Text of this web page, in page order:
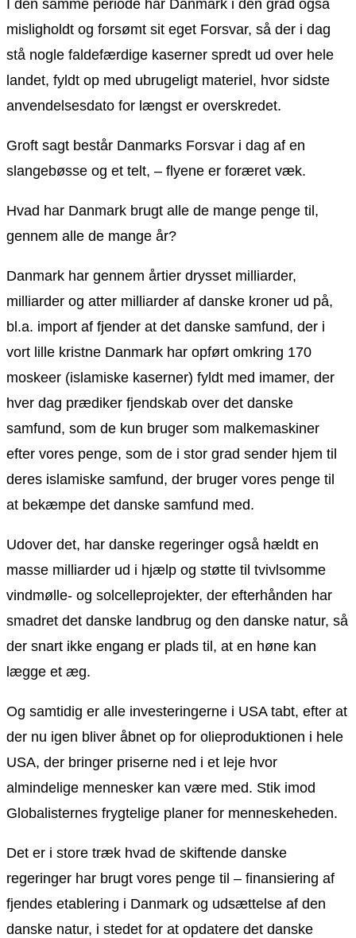
I den samme periode har Danmark i den grad også
misligholdt og forsømt sit eget Forsvar, så der i dag
stå nogle faldefærdige kaserner spredt ud over hele
landet, fyldt op med ubrugeligt materiel, hvor sidste
anvendelsesdato for længst er overskredet.
Groft sagt består Danmarks Forsvar i dag af en
slangebøsse og et telt, – flyene er foræret væk.
Hvad har Danmark brugt alle de mange penge til,
gennem alle de mange år?
Danmark har gennem årtier drysset milliarder,
milliarder og atter milliarder af danske kroner ud på,
bl.a. import af fjender at det danske samfund, der i
vort lille kristne Danmark har opført omkring 170
moskeer (islamiske kaserner) fyldt med imamer, der
hver dag prædiker fjendskab over det danske
samfund, som de kun bruger som malkemaskiner
efter vores penge, som de i stor grad sender hjem til
deres islamiske samfund, der bruger vores penge til
at bekæmpe det danske samfund med.
Udover det, har danske regeringer også hældt en
masse milliarder ud i hjælp og støtte til tvivlsomme
vindmølle- og solcelleprojekter, der efterhånden har
smadret det danske landbrug og den danske natur, så
der snart ikke engang er plads til, at en høne kan
lægge et æg.
Og samtidig er alle investeringerne i USA tabt, efter at
der nu igen bliver åbnet op for olieproduktionen i hele
USA, der bringer priserne ned i et leje hvor
almindelige mennesker kan være med. Stik imod
Globalisternes frygtelige planer for menneskeheden.
Det er i store træk hvad de skiftende danske
regeringer har brugt vores penge til – finansiering af
fjendes etablering i Danmark og udsættelse af den
danske natur, i stedet for at opdatere det danske